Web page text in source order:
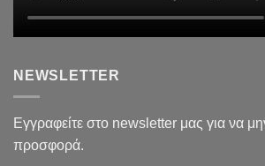
NEWSLETTER
Εγγραφείτε στο newsletter μας για να
προσφορά.